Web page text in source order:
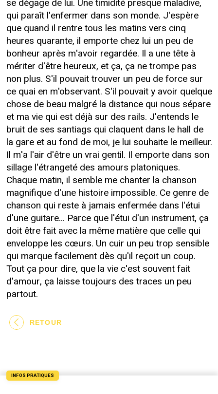
se dégage de lui. Une timidité presque maladive,
qui paraît l'enfermer dans son monde. J'espère
que quand il rentre tous les matins vers cinq
heures quarante, il emporte chez lui un peu de
bonheur après m'avoir regardée. Il a une tête à
mériter d'être heureux, et ça, ça ne trompe pas
non plus. S'il pouvait trouver un peu de force sur
ce quai en m'observant. S'il pouvait y avoir quelque
chose de beau malgré la distance qui nous sépare
et ma vie qui est déjà sur des rails. J'entends le
bruit de ses santiags qui claquent dans le hall de
la gare et au fond de moi, je lui souhaite le meilleur.
Il m'a l'air d'être un vrai gentil. Il emporte dans son
sillage l'étrangeté des amours platoniques.
Chaque matin, il semble me chanter la chanson
magnifique d'une histoire impossible. Ce genre de
chanson qui reste à jamais enfermée dans l'étui
d'une guitare... Parce que l'étui d'un instrument, ça
doit être fait avec la même matière que celle qui
enveloppe les cœurs. Un cuir un peu trop sensible
qui marque facilement dès qu'il reçoit un coup.
Tout ça pour dire, que la vie c'est souvent fait
d'amour, ça laisse toujours des traces un peu
partout.
RETOUR
INFOS PRATIQUES